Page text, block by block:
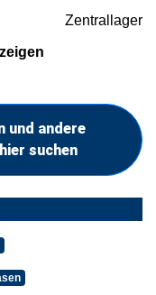
Zentrallager
und andere
suchen